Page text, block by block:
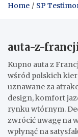
Home SP
auta-z-
Kupno auta z
wśród polskich
uznawane za
design, komfort
rynku wtórnym.
zwrócić uwagę na
wpłynąć na